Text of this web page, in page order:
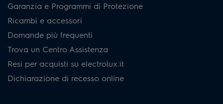
Garanzia e Programmi di Protezione
Ricambi e accessori
Domande più frequenti
Trova un Centro Assistenza
Resi per acquisti su electrolux.it
Dichiarazione di recesso online